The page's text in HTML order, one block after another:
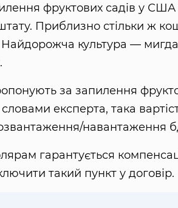
фруктових садів у
Приблизно стільки ж
Найдорожча культура —
за запилення
експерта, така
навантаження
гарантується
такий пункт у договір.